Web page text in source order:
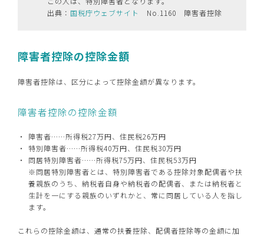
出典： 国税庁ウェブサイト No.1160 障害者控除
障害者控除の控除金額
障害者控除は、区分によって控除金額が異なります。
障害者控除の控除金額
障害者……所得税27万円、住民税26万円
特別障害者……所得税40万円、住民税30万円
同居特別障害者……所得税75万円、住民税53万円
※同居特別障害者とは、特別障害者である控除対象配偶者や扶
養親族のうち、納税者自身や納税者の配偶者、または納税者と
生計を一にする親族のいずれかと、常に同居している人を指し
ます。
これらの控除金額は、通常の扶養控除、配偶者控除等の金額に加